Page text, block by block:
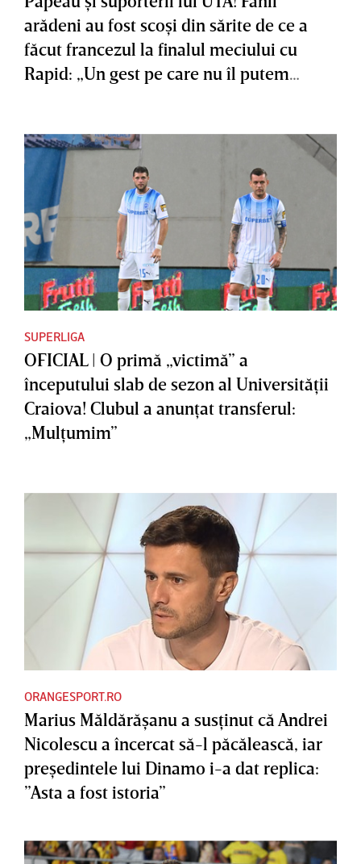
arădeni au fost scoşi din sărite de ce a
făcut francezul la finalul meciului cu
Rapid: „Un gest pe care nu îl putem
SUPERLIGA
OFICIAL | O primă „victimă” a
începutului slab de sezon al Universităţii
Craiova! Clubul a anunţat transferul:
„Mulţumim”
ORANGESPORT.RO
Marius Măldărăşanu a susţinut că Andrei
Nicolescu a încercat să-l păcălească, iar
preşedintele lui Dinamo i-a dat replica:
”Asta a fost istoria”